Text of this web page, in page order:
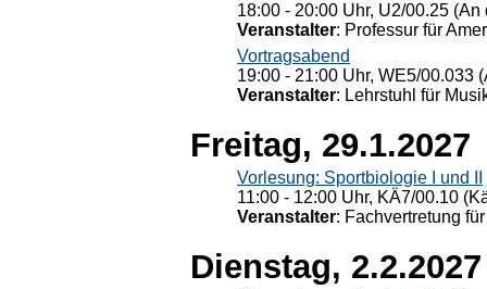
18:00 - 20:00 Uhr, U2/00.25
Veranstalter: Professur für
Vortragsabend
19:00 - 21:00 Uhr, WE5/00.033
Veranstalter: Lehrstuhl für
Freitag, 29.1.2027
Vorlesung: Sportbiologie I und II
11:00 - 12:00 Uhr, KÄ7/00.10
Veranstalter: Fachvertretung
Dienstag, 2.2.2027